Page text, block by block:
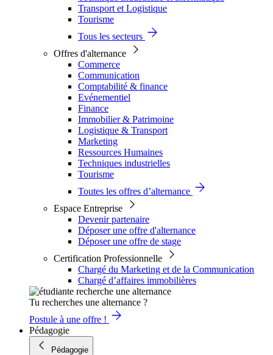
Transport et Logistique
Tourisme
Tous les secteurs
Offres d'alternance
Commerce
Communication
Comptabilité & finance
Evénementiel
Finance
Immobilier & Patrimoine
Logistique & Transport
Marketing
Ressources Humaines
Techniques industrielles
Tourisme
Toutes les offres d’alternance
Espace Entreprise
Devenir partenaire
Déposer une offre d'alternance
Déposer une offre de stage
Certification Professionnelle
Chargé du Marketing et de la Communication
Chargé d’affaires immobilières
Tu recherches une alternance ?
Postule à une offre !
Pédagogie
Pédagogie